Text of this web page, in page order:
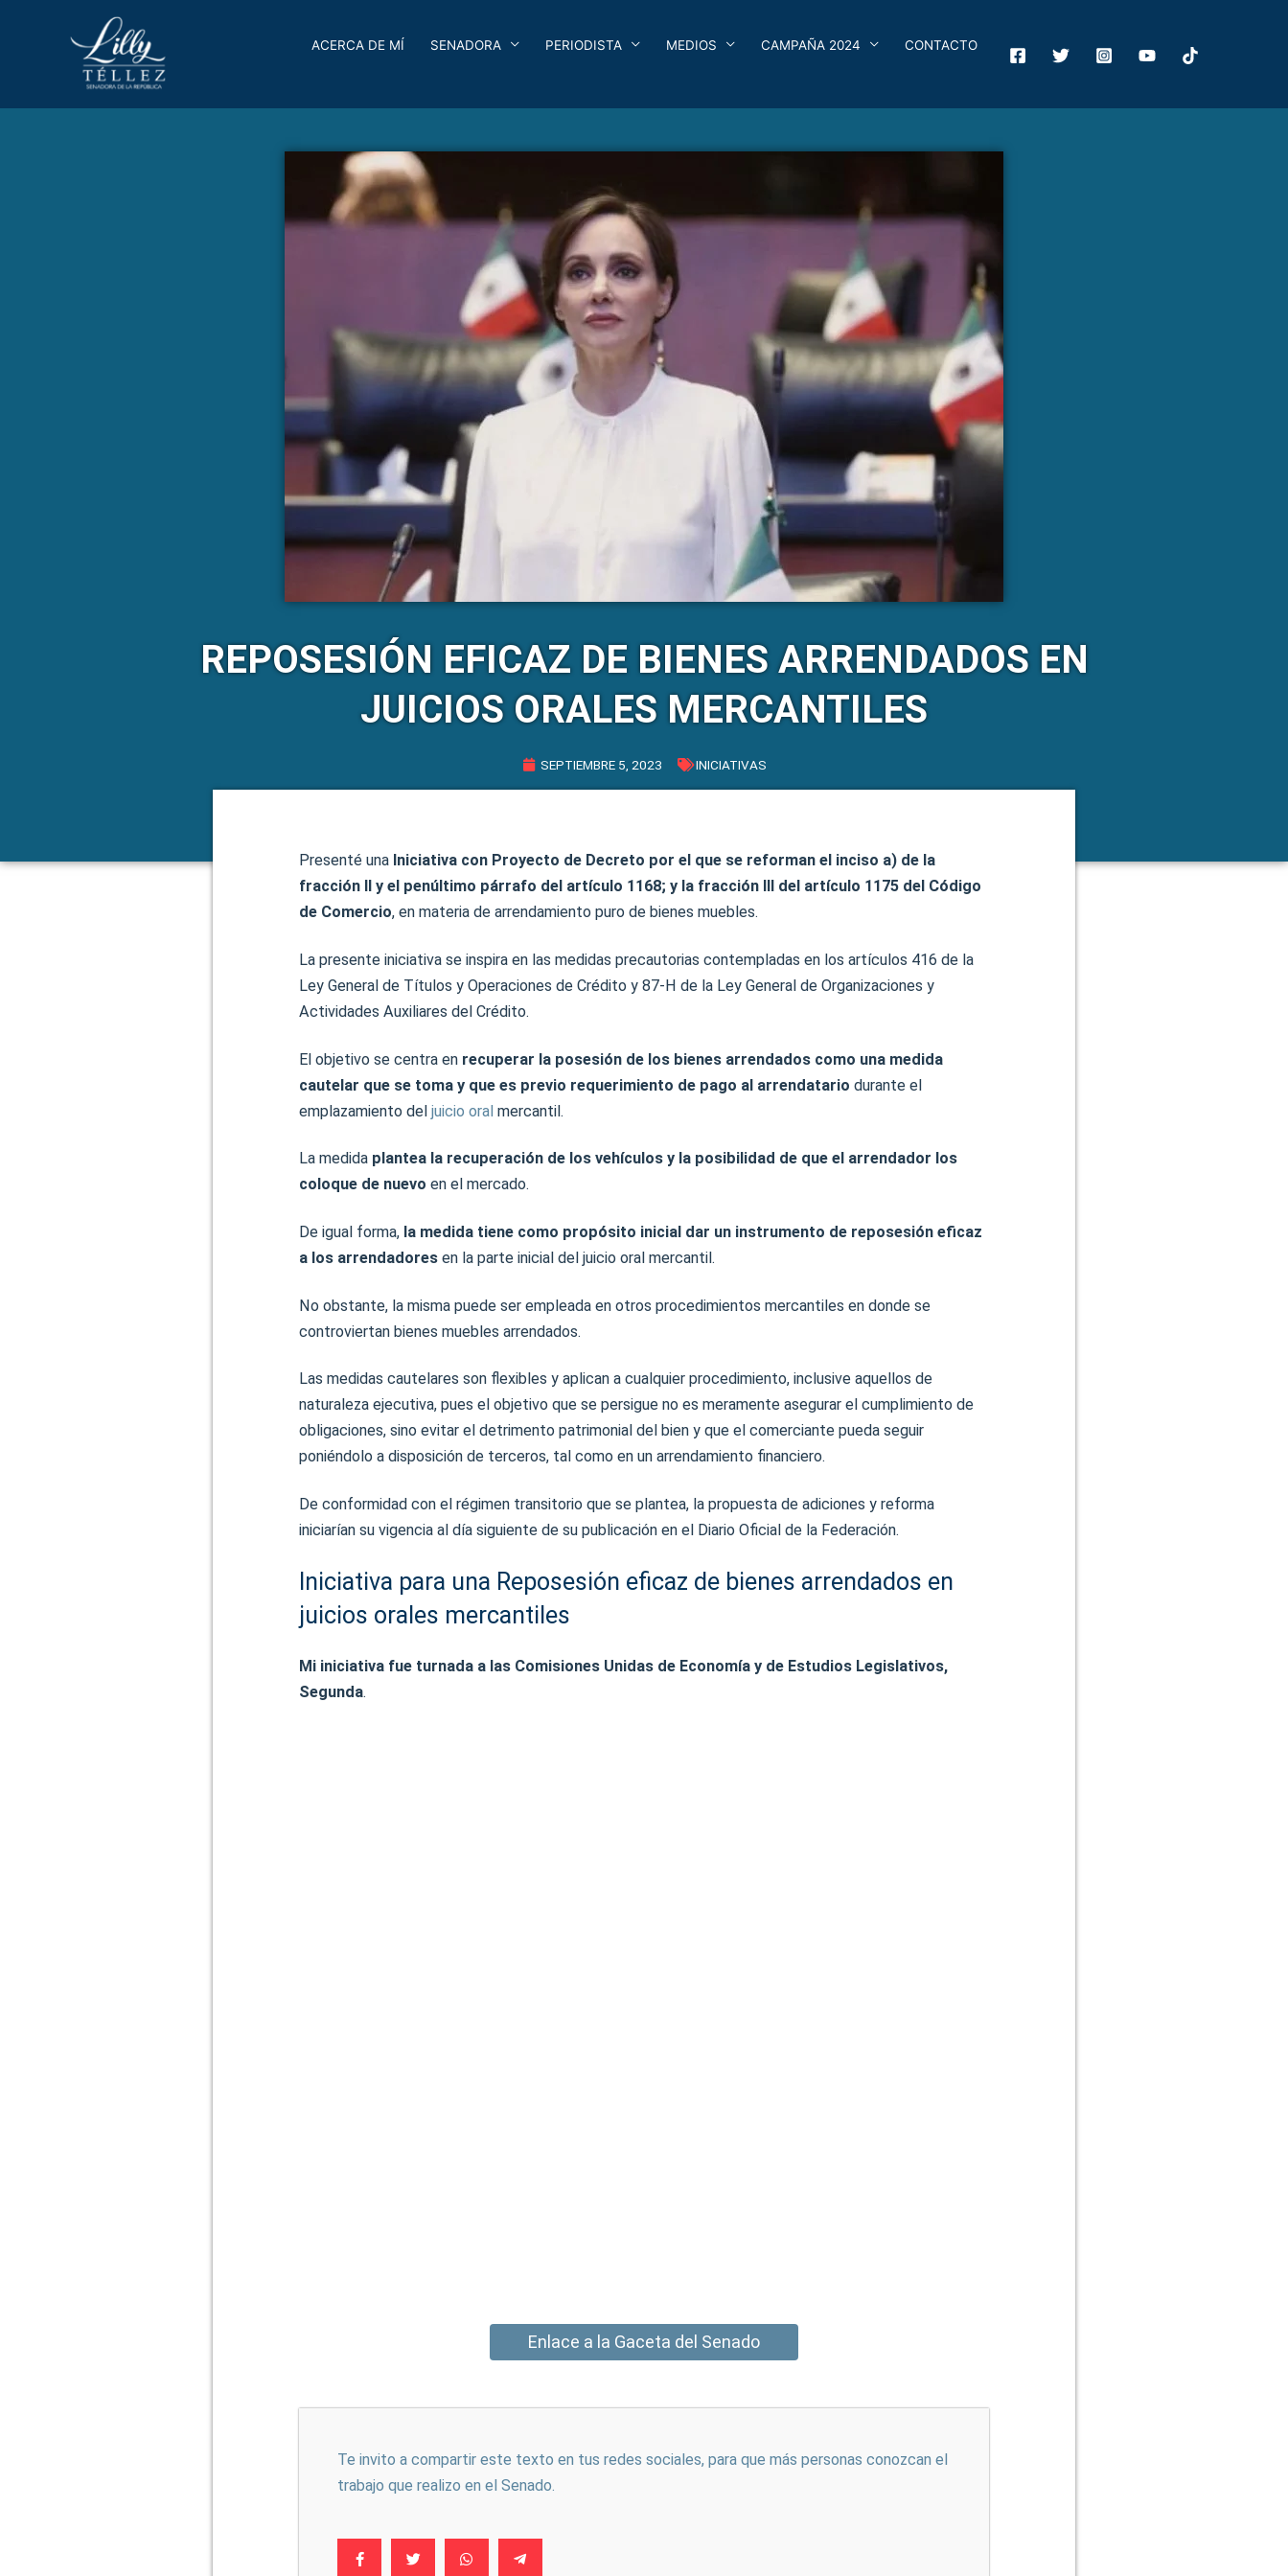
ACERCA DE MÍ SENADORA PERIODISTA MEDIOS CAMPAÑA 2024 CONTACTO
REPOSESIÓN EFICAZ DE BIENES ARRENDADOS EN
JUICIOS ORALES MERCANTILES
SEPTIEMBRE 5, 2023 INICIATIVAS
Presenté una Iniciativa con Proyecto de Decreto por el que se reforman el inciso a) de la
fracción II y el penúltimo párrafo del artículo 1168; y la fracción III del artículo 1175 del Código
de Comercio, en materia de arrendamiento puro de bienes muebles.
La presente iniciativa se inspira en las medidas precautorias contempladas en los artículos 416 de la
Ley General de Títulos y Operaciones de Crédito y 87-H de la Ley General de Organizaciones y
Actividades Auxiliares del Crédito.
El objetivo se centra en recuperar la posesión de los bienes arrendados como una medida
cautelar que se toma y que es previo requerimiento de pago al arrendatario durante el
emplazamiento del juicio oral mercantil.
La medida plantea la recuperación de los vehículos y la posibilidad de que el arrendador los
coloque de nuevo en el mercado.
De igual forma, la medida tiene como propósito inicial dar un instrumento de reposesión eficaz
a los arrendadores en la parte inicial del juicio oral mercantil.
No obstante, la misma puede ser empleada en otros procedimientos mercantiles en donde se
controviertan bienes muebles arrendados.
Las medidas cautelares son flexibles y aplican a cualquier procedimiento, inclusive aquellos de
naturaleza ejecutiva, pues el objetivo que se persigue no es meramente asegurar el cumplimiento de
obligaciones, sino evitar el detrimento patrimonial del bien y que el comerciante pueda seguir
poniéndolo a disposición de terceros, tal como en un arrendamiento financiero.
De conformidad con el régimen transitorio que se plantea, la propuesta de adiciones y reforma
iniciarían su vigencia al día siguiente de su publicación en el Diario Oficial de la Federación.
Iniciativa para una Reposesión eficaz de bienes arrendados en
juicios orales mercantiles
Mi iniciativa fue turnada a las Comisiones Unidas de Economía y de Estudios Legislativos,
Segunda.
Enlace a la Gaceta del Senado
Te invito a compartir este texto en tus redes sociales, para que más personas conozcan el
trabajo que realizo en el Senado.